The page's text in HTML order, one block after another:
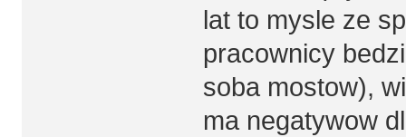
lat to mysle ze
pracownicy
soba mostow),
ma negatywow